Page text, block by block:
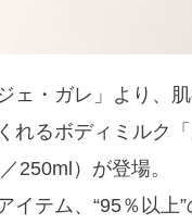
ェ・ガレ」より、
れるボディミルク
250ml）が登場。
イテム、“95％以上